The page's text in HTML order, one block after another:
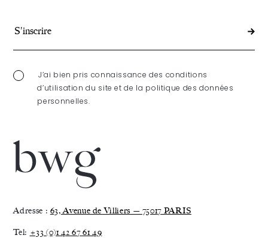
J’ai bien pris connaissance des conditions
d’utilisation du site et de la politique des données
personnelles.
Adresse : 63, Avenue de Villiers — 75017 PARIS
Tel: +33 (0)1 42 67 61 49